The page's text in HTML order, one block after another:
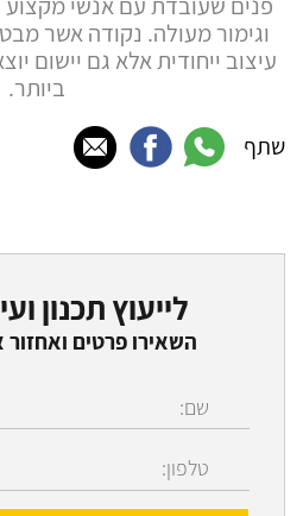
וגימור מעולה. נקודה אשר
עיצוב ייחודית אלא גם יישום
ביותר.
שתף
לייעוץ תכנון
השאירו פרטים